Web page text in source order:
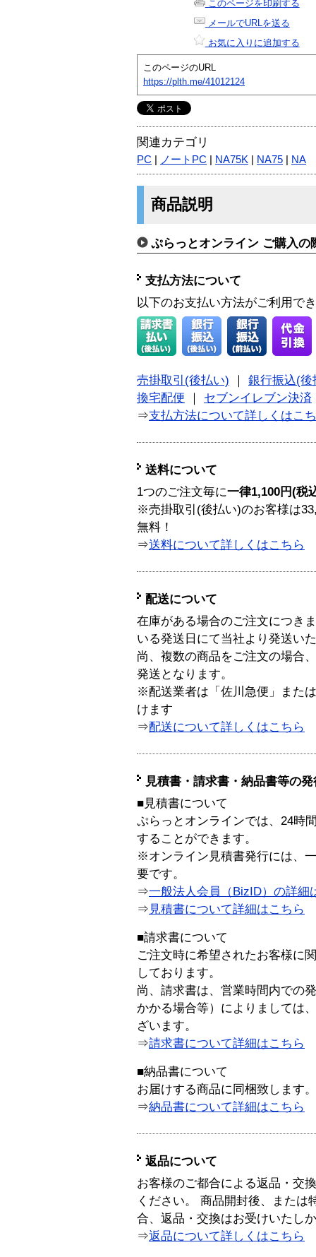
このページを印刷する
メールでURLを送る
お気に入りに追加する
このページのURL
https://plth.me/41012124
関連カテゴリ
PC ノートPC NA75K NA75 NA
商品説明
ぷらっとオンライン ご購入の
支払方法について
以下のお支払い方法がご利用で
売掛取引(後払い)
銀行振込(後
換宅配便
セブンイレブン決済
⇒支払方法について詳しくはこ
送料について
1つのご注文毎に一律1,100円(税
※売掛取引(後払い)のお客様は
無料！
⇒送料について詳しくはこちら
配送について
在庫がある場合のご注文につき
いる発送日にて当社より発送い
尚、複数の商品をご注文の場合
発送となります。
※配送業者は「佐川急便」また
けます
⇒配送について詳しくはこちら
見積書・請求書・納品書等の
■見積書について
ぷらっとオンラインでは、24時
することができます。
※オンライン見積書発行には、
要です。
⇒一般法人会員（BizID）の詳細
⇒ 見積書について詳細はこちら
■請求書について
ご注文時に希望されたお客様に
しております。
尚、請求書は、営業時間内での
かかる場合等）によりましては
ざいます。
⇒請求書について詳細はこちら
■納品書について
お届けする商品に同梱致します。
⇒納品書について詳細はこちら
返品について
お客様のご都合による返品・交
ください。 商品開封後、または
合、返品・交換はお受けいたし
⇒返品について詳しくはこちら